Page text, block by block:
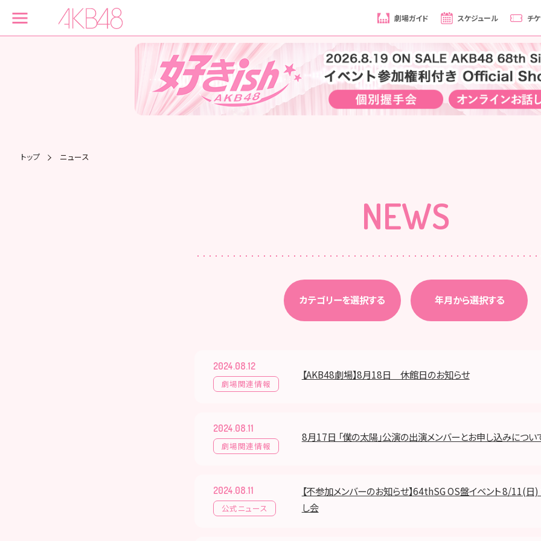
劇場ガイド スケジュール チ
トップ ニュース
NEWS
カテゴリーを選択する 年月から選択する
2024.08.12
劇場関連情報
【AKB48劇場】8月18日 休館日のお知らせ
2024.08.11
劇場関連情報
8月17日 「僕の太陽」公演の出演メンバーとお申し込みについ
2024.08.11
公式ニュース
【不参加メンバーのお知らせ】64thSG OS盤イベント 8/11(日)
し会